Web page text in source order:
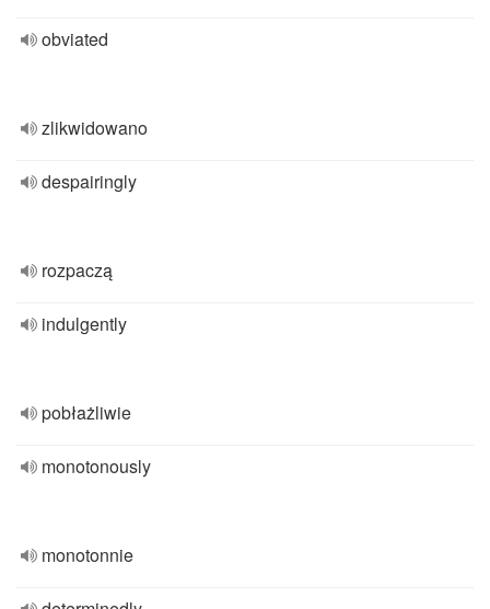
obviated
zlikwidowano
despairingly
rozpaczą
indulgently
pobłażliwie
monotonously
monotonnie